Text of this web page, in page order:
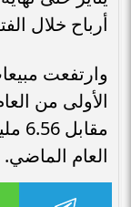
أرباح خلال
وارتفعت
العام الماضي.